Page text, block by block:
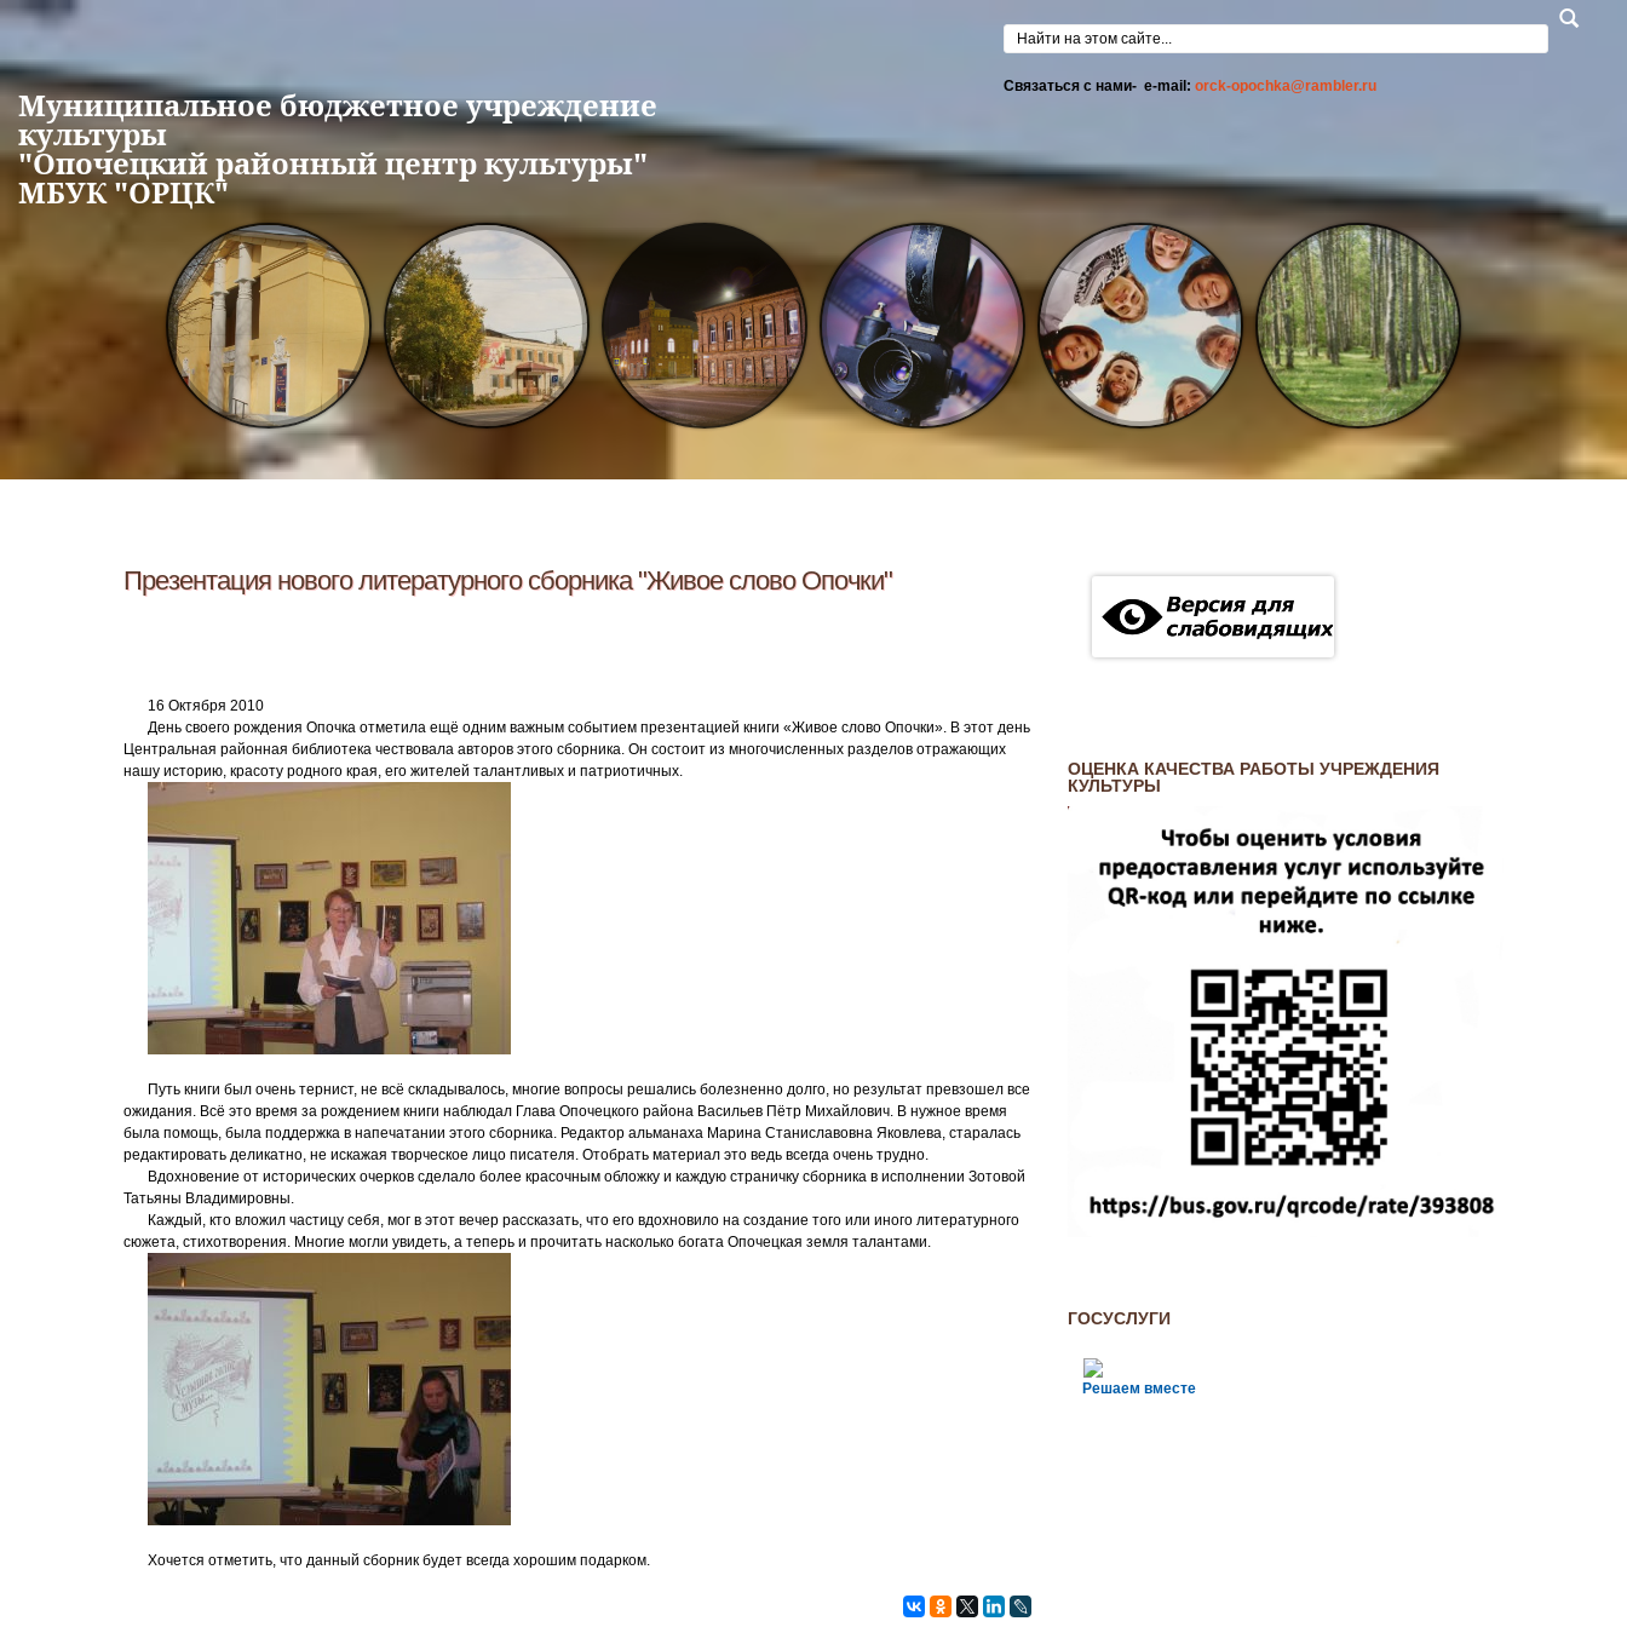
Перейти к основному содержанию
Форма поиска
Связаться с нами- e-mail: orck-opochka@rambler.ru
Муниципальное бюджетное учреждение
культуры
"Опочецкий районный центр культуры"
МБУК "ОРЦК"
Презентация нового литературного сборника "Живое слово Опочки"
16 Октября 2010
День своего рождения Опочка отметила ещё одним важным событием презентацией книги «Живое слово Опочки». В этот день
Центральная районная библиотека чествовала авторов этого сборника. Он состоит из многочисленных разделов отражающих
нашу историю, красоту родного края, его жителей талантливых и патриотичных.
Путь книги был очень тернист, не всё складывалось, многие вопросы решались болезненно долго, но результат превзошел все
ожидания. Всё это время за рождением книги наблюдал Глава Опочецкого района Васильев Пётр Михайлович. В нужное время
была помощь, была поддержка в напечатании этого сборника. Редактор альманаха Марина Станиславовна Яковлева, старалась
редактировать деликатно, не искажая творческое лицо писателя. Отобрать материал это ведь всегда очень трудно.
Вдохновение от исторических очерков сделало более красочным обложку и каждую страничку сборника в исполнении Зотовой
Татьяны Владимировны.
Каждый, кто вложил частицу себя, мог в этот вечер рассказать, что его вдохновило на создание того или иного литературного
сюжета, стихотворения. Многие могли увидеть, а теперь и прочитать насколько богата Опочецкая земля талантами.
Хочется отметить, что данный сборник будет всегда хорошим подарком.
ОЦЕНКА КАЧЕСТВА РАБОТЫ УЧРЕЖДЕНИЯ
КУЛЬТУРЫ
ГОСУСЛУГИ
Решаем вместе